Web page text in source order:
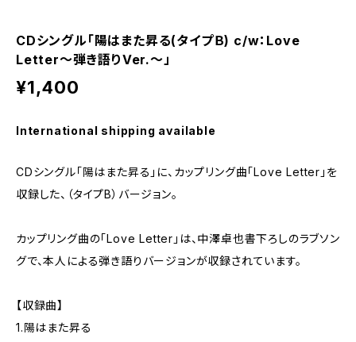
CDシングル「陽はまた昇る(タイプＢ) c/w：Love
Letter～弾き語りVer.～」
¥1,400
International shipping available
CDシングル「陽はまた昇る」に、カップリング曲「Love Letter」を
収録した、（タイプB）バージョン。
カップリング曲の「Love Letter」は、中澤卓也書下ろしのラブソン
グで、本人による弾き語りバージョンが収録されています。
【収録曲】
1.陽はまた昇る